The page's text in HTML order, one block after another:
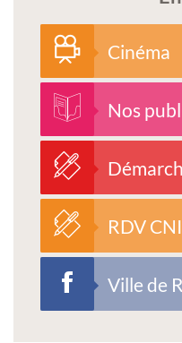
Cinéma
Nos
RDV
Ville de